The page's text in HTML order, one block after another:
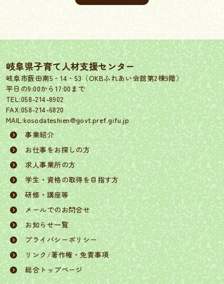
岐阜県子育て人材支援センター
岐阜市薮田南5‐14‐53（OKBふれあい会館第2棟9階）
平日の9:00から17:00まで
TEL:058-214-8902
FAX:058-214-6820
MAIL:kosodateshien@govt.pref.gifu.jp
事業紹介
お仕事をお探しの方
求人事業所の方
学生・資格の取得を目指す方
研修・講座等
メールでのお問合せ
お知らせ一覧
プライバシーポリシー
リンク/著作権・免責事項
総合トップページ